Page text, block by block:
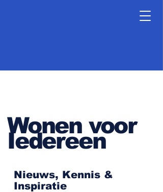
Wonen voor
Iedereen
Nieuws, Kennis &
Inspiratie